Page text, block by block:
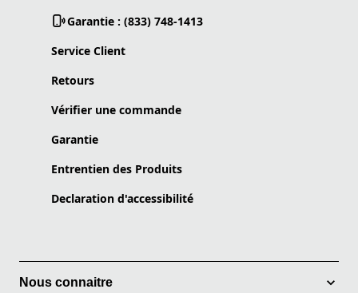
Garantie : (833) 748-1413
Service Client
Retours
Vérifier une commande
Garantie
Entrentien des Produits
Declaration d'accessibilité
Nous connaitre